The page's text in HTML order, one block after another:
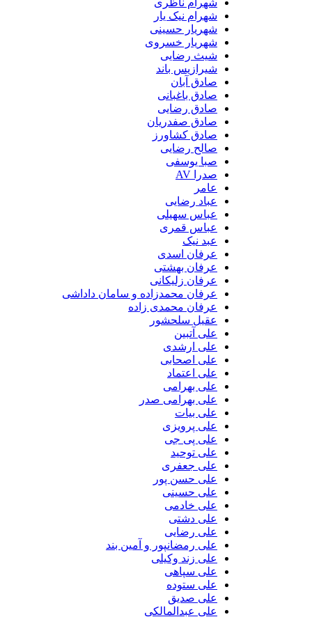
شهرام ناظری
شهرام نیک یار
شهریار حسینی
شهریار خسروی
شیث رضایی
شیرازیس باند
صادق آبان
صادق باغبانی
صادق رضایی
صادق صفدریان
صادق کشاورز
صالح رضایی
صبا یوسفی
عباد رضایی
عباس سهیلی
عباس قمری
عبد نیک
عرفان اسدی
عرفان بهشتی
عرفان زلیکانی
عرفان محمدزاده و سامان داداشی
عرفان محمدی زاده
عقیل سلحشور
علی آتبین
علی ارشدی
علی اصحابی
علی اعتماد
علی بهرامی
علی بهرامی صدر
علی بیات
علی پرویزی
علی پی جی
علی توحید
علی جعفری
علی حسن پور
علی حسینی
علی خادمی
علی دشتی
علی رضایی
علی رمضانپور و آمین بند
علی زند وکیلی
علی سپاهی
علی ستوده
علی صدیق
علی عبدالمالکی